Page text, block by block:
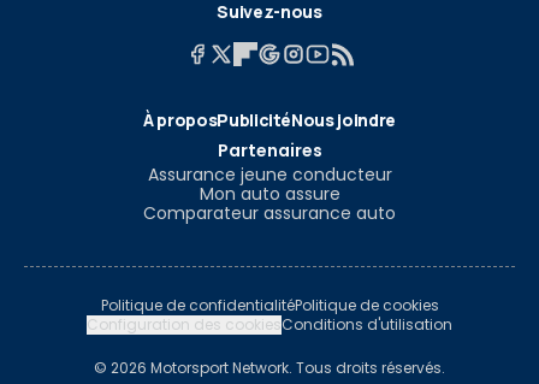
Suivez-nous
À proposPublicitéNous joindre
Partenaires
Assurance jeune conducteur
Mon auto assure
Comparateur assurance auto
Politique de confidentialitéPolitique de cookies
Configuration des cookiesConditions d'utilisation
© 2026 Motorsport Network. Tous droits réservés.